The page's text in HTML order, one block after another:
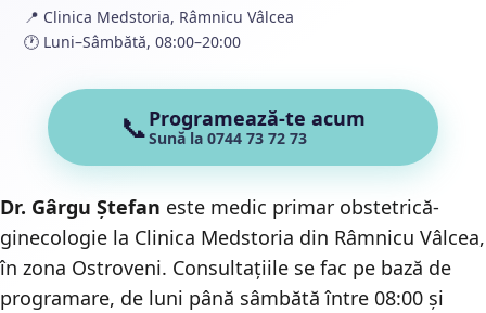
📍 Clinica Medstoria, Râmnicu Vâlcea
🕐 Luni–Sâmbătă, 08:00–20:00
📞Programează-te acum
Sună la 0744 73 72 73
Dr. Gârgu Ștefan este medic primar obstetrică-
ginecologie la Clinica Medstoria din Râmnicu Vâlcea,
în zona Ostroveni. Consultațiile se fac pe bază de
programare, de luni până sâmbătă între 08:00 și